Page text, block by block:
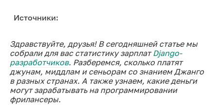
Источники:
Здравствуйте, друзья! В сегодняшней статье мы
собрали для вас статистику зарплат Django-
разработчиков. Разберемся, сколько платят
джунам, миддлам и сеньорам со знанием Джанго
в разных странах. А также узнаем, какие деньги
могут зарабатывать на программировании
фрилансеры.